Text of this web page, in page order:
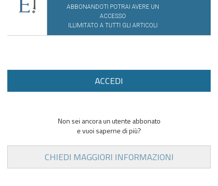
ABBONANDOTI POTRAI AVERE UN
ACCESSO
ILLIMITATO A TUTTI GLI ARTICOLI
ACCEDI
Non sei ancora un utente abbonato
e vuoi saperne di più?
CHIEDI MAGGIORI INFORMAZIONI